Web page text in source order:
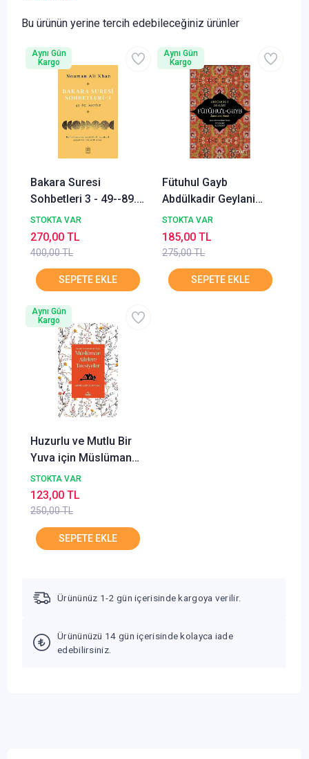
Bu ürünün yerine tercih edebileceğiniz ürünler
Bakara Suresi
Sohbetleri 3 - 49--89.
Ayetler Nouman Ali
Khan
STOKTA VAR
400,00 TL
270,00 TL
Aynı Gün
Kargo
Fütuhul Gayb
Abdülkadir Geylani
Sufi Kitap
STOKTA VAR
275,00 TL
185,00 TL
Aynı Gün
Kargo
Huzurlu ve Mutlu Bir
Yuva için Müslüman
Ailelere Tavsiyeler
Abülaziz Kıranşal
RAVZA
STOKTA VAR
250,00 TL
123,00 TL
Aynı Gün
Kargo
Ürününüz 1-2 gün içerisinde kargoya verilir.
Ürününüzü 14 gün içerisinde kolayca iade
edebilirsiniz.